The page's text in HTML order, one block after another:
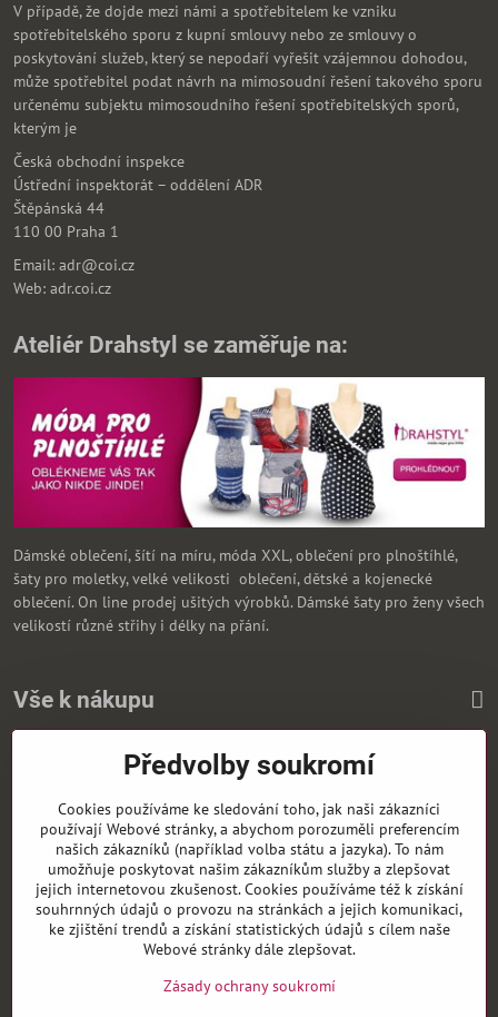
V případě, že dojde mezi námi a spotřebitelem ke vzniku
spotřebitelského sporu z kupní smlouvy nebo ze smlouvy o
poskytování služeb, který se nepodaří vyřešit vzájemnou dohodou,
může spotřebitel podat návrh na mimosoudní řešení takového sporu
určenému subjektu mimosoudního řešení spotřebitelských sporů,
kterým je
Česká obchodní inspekce
Ústřední inspektorát – oddělení ADR
Štěpánská 44
110 00 Praha 1
Email: adr@coi.cz
Web: adr.coi.cz
Ateliér Drahstyl se zaměřuje na:
Dámské oblečení, šítí na míru, móda XXL, oblečení pro plnoštíhlé,
šaty pro moletky, velké velikosti oblečení, dětské a kojenecké
oblečení. On line prodej ušitých výrobků. Dámské šaty pro ženy všech
velikostí různé střihy i délky na přání.
Vše k nákupu
Zasíláme i na SlovenskoPředvolby soukromí
Cookies používáme ke sledování toho, jak naši zákazníci
používají Webové stránky, a abychom porozuměli preferencím
našich zákazníků (například volba státu a jazyka). To nám
umožňuje poskytovat našim zákazníkům služby a zlepšovat
jejich internetovou zkušenost. Cookies používáme též k získání
souhrnných údajů o provozu na stránkách a jejich komunikaci,
ke zjištění trendů a získání statistických údajů s cílem naše
Webové stránky dále zlepšovat.
Zásady ochrany soukromí